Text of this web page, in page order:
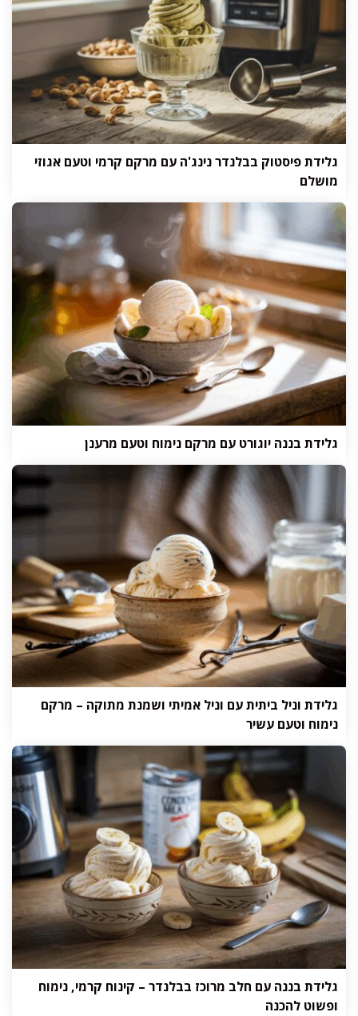
גלידת פיסטוק בבלנדר נינג'ה עם מרקם קרמי וטעם אגוזי
מושלם
גלידת בננה יוגורט עם מרקם נימוח וטעם מרענן
גלידת וניל ביתית עם וניל אמיתי ושמנת מתוקה – מרקם
נימוח וטעם עשיר
גלידת בננה עם חלב מרוכז בבלנדר – קינוח קרמי, נימוח
ופשוט להכנה